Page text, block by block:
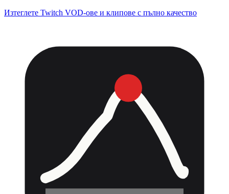
Изтеглете Twitch VOD-ове и клипове с пълно качество